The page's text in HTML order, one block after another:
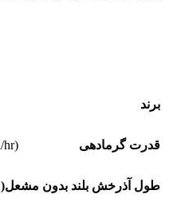
برند
قدرت گرمادهی (kcal/hr)۸۳۲۰۰
طول آذرخش بلند بدون مشعل(L1)